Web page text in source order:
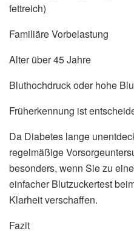
fettreich)
Familiäre Vorbelastung
Alter über 45 Jahre
Bluthochdruck oder hohe
Früherkennung ist
Da Diabetes lange
regelmäßige
besonders, wenn Sie zu
einfacher Blutzuckertest
Klarheit verschaffen.
Fazit